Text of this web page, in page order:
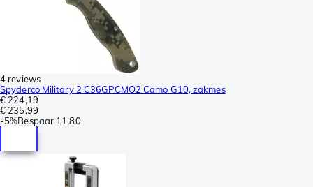
4 reviews
Spyderco Military 2 C36GPCMO2 Camo G10, zakmes
€ 224,19
€ 235,99
-5%Bespaar 11,80